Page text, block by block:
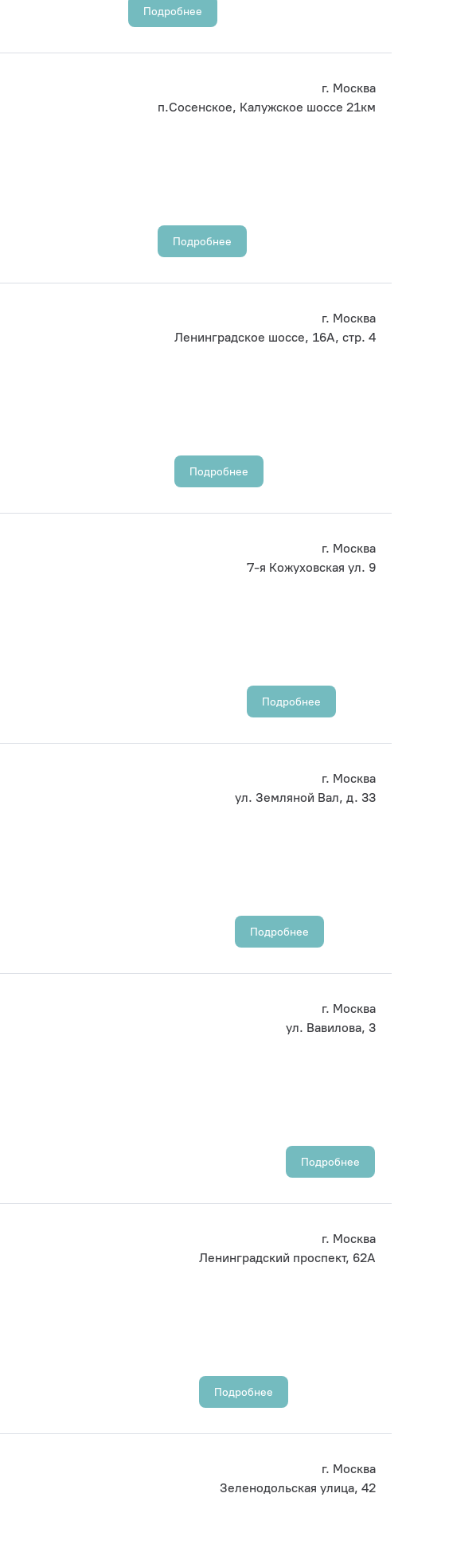
Подробнее
г. Москва
п.Сосенское, Калужское шоссе 21км
Подробнее
г. Москва
Ленинградское шоссе, 16А, стр. 4
Подробнее
г. Москва
7-я Кожуховская ул. 9
Подробнее
г. Москва
ул. Земляной Вал, д. 33
Подробнее
г. Москва
ул. Вавилова, 3
Подробнее
г. Москва
Ленинградский проспект, 62А
Подробнее
г. Москва
Зеленодольская улица, 42